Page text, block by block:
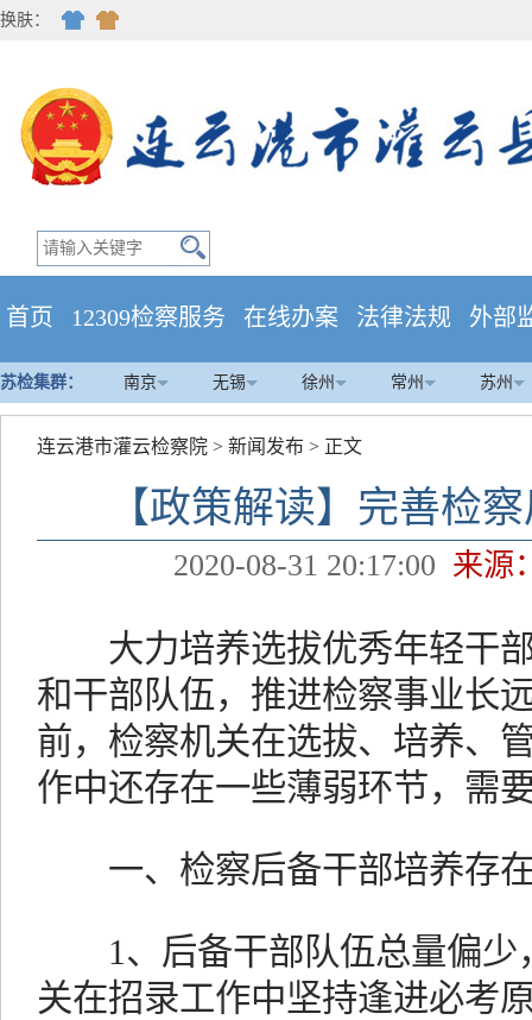
换肤：
首页 12309检察服务 在线办案 法律法规 外部
苏检集群： 南京 无锡 徐州 常州 苏州
连云港市灌云检察院 > 新闻发布 > 正文
【政策解读】完善检
2020-08-31 20:17:00 来源
大力培养选拔优秀年轻干部
和干部队伍，推进检察事业长
前，检察机关在选拔、培养、
作中还存在一些薄弱环节，需
一、检察后备干部培养存
1、后备干部队伍总量偏少
关在招录工作中坚持逢进必考